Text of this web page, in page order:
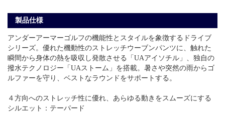
製品仕様
アンダーアーマーゴルフの機能性とスタイルを象徴するドライブ
シリーズ。優れた機動性のストレッチウーブンパンツに、触れた
瞬間から身体の熱を吸収し発散させる「UAアイソチル」、独自の
撥水テクノロジー「UAストーム」を搭載。暑さや突然の雨からゴ
ルファーを守り、ベストなラウンドをサポートする。
４方向へのストレッチ性に優れ、あらゆる動きをスムーズにする
シルエット：テーパード